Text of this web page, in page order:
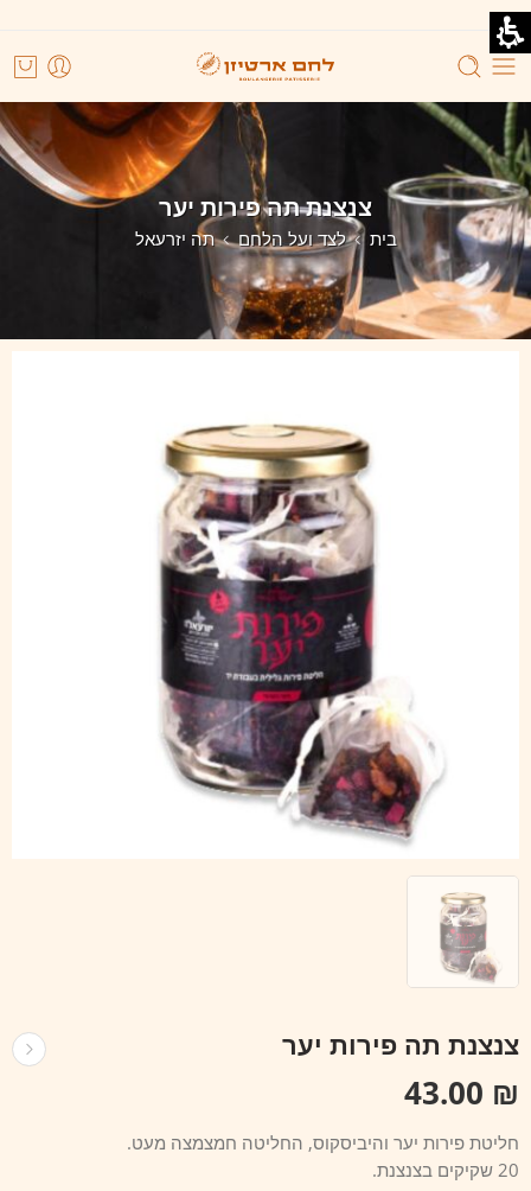
צנצנת תה פירות יער
בית לצד ועל הלחם תה יזרעאל
צנצנת תה פירות יער
₪
חליטת פירות יער והיביסקוס, החליטה חמצמצה מעט.
20 שקיקים בצנצנת.